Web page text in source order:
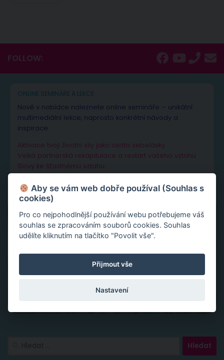
FOLLOW:
ONLINE SEMINÁŘE A LEKCE
Nově v nabídce naleznete online semináře – unikátní
multimediální lekce, naprosto konkrétní návody a
inspirace.
Aktivace tvojí životní síly jako cesta sebelásky
Velká partnerská rekapitulace a restart vašeho vztahu
Slovy ke šťastnému vztahu
Aby se vám web dobře používal (Souhlas s
cookies)
Pro co nejpohodlnější používání webu potřebujeme váš
souhlas se zpracováním souborů cookies. Souhlas
udělíte kliknutím na tlačítko "Povolit vše".
Přijmout vše
Nastavení